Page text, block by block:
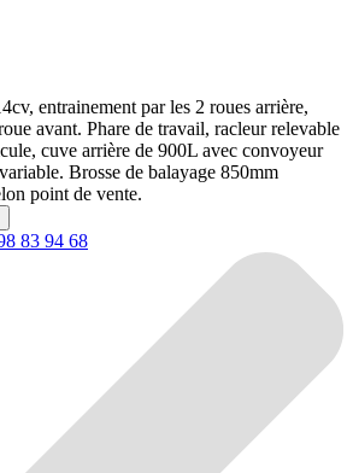
entrainement par les 2 roues arrière,
avant. Phare de travail, racleur relevable
cuve arrière de 900L avec convoyeur
Brosse de balayage 850mm
point de vente.
83 94 68